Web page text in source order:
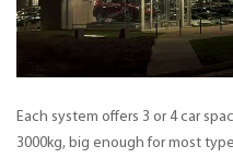
Each system offers 3 or 4 car
3000kg, big enough for most